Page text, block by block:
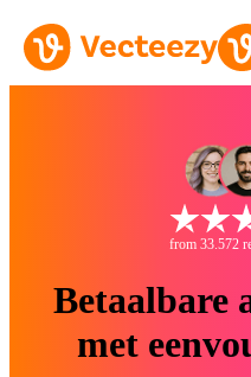
from 33.572
Betaalbare
met